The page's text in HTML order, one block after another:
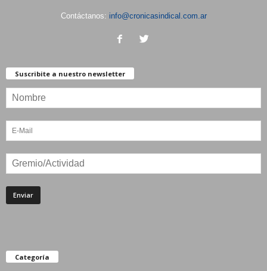
Contáctanos: info@cronicasindical.com.ar
Suscribite a nuestro newsletter
Categoría